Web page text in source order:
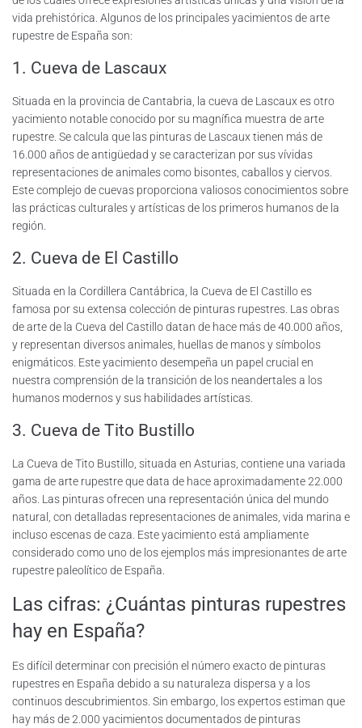
vida prehistórica. Algunos de los principales yacimientos de arte
rupestre de España son:
1. Cueva de Lascaux
Situada en la provincia de Cantabria, la cueva de Lascaux es otro
yacimiento notable conocido por su magnífica muestra de arte
rupestre. Se calcula que las pinturas de Lascaux tienen más de
16.000 años de antigüedad y se caracterizan por sus vívidas
representaciones de animales como bisontes, caballos y ciervos.
Este complejo de cuevas proporciona valiosos conocimientos sobre
las prácticas culturales y artísticas de los primeros humanos de la
región.
2. Cueva de El Castillo
Situada en la Cordillera Cantábrica, la Cueva de El Castillo es
famosa por su extensa colección de pinturas rupestres. Las obras
de arte de la Cueva del Castillo datan de hace más de 40.000 años,
y representan diversos animales, huellas de manos y símbolos
enigmáticos. Este yacimiento desempeña un papel crucial en
nuestra comprensión de la transición de los neandertales a los
humanos modernos y sus habilidades artísticas.
3. Cueva de Tito Bustillo
La Cueva de Tito Bustillo, situada en Asturias, contiene una variada
gama de arte rupestre que data de hace aproximadamente 22.000
años. Las pinturas ofrecen una representación única del mundo
natural, con detalladas representaciones de animales, vida marina e
incluso escenas de caza. Este yacimiento está ampliamente
considerado como uno de los ejemplos más impresionantes de arte
rupestre paleolítico de España.
Las cifras: ¿Cuántas pinturas rupestres
hay en España?
Es difícil determinar con precisión el número exacto de pinturas
rupestres en España debido a su naturaleza dispersa y a los
continuos descubrimientos. Sin embargo, los expertos estiman que
hay más de 2.000 yacimientos documentados de pinturas